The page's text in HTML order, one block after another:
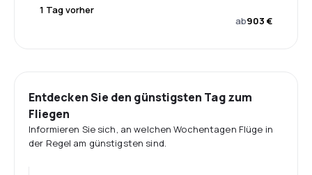
1 Tag vorher
ab903 €
Entdecken Sie den günstigsten Tag zum
Fliegen
Informieren Sie sich, an welchen Wochentagen Flüge in
der Regel am günstigsten sind.